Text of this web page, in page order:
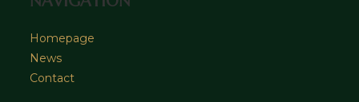
Homepage
News
Contact